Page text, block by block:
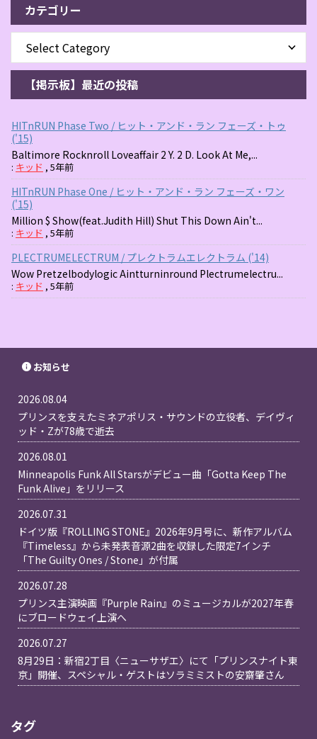
カテゴリー
【掲示板】最近の投稿
HITnRUN Phase Two / ヒット・アンド・ラン フェーズ・トゥ
('15)
Baltimore Rocknroll Loveaffair 2 Y. 2 D. Look At Me,...
: キッド , 5年前
HITnRUN Phase One / ヒット・アンド・ラン フェーズ・ワン
('15)
Million $ Show(feat.Judith Hill) Shut This Down Ain't...
: キッド , 5年前
PLECTRUMELECTRUM / プレクトラムエレクトラム ('14)
Wow Pretzelbodylogic Aintturninround Plectrumelectru...
: キッド , 5年前
お知らせ
2026.08.04
プリンスを支えたミネアポリス・サウンドの立役者、デイヴィ
ッド・Zが78歳で逝去
2026.08.01
Minneapolis Funk All Starsがデビュー曲「Gotta Keep The
Funk Alive」をリリース
2026.07.31
ドイツ版『ROLLING STONE』2026年9月号に、新作アルバム
『Timeless』から未発表音源2曲を収録した限定7インチ
「The Guilty Ones / Stone」が付属
2026.07.28
プリンス主演映画『Purple Rain』のミュージカルが2027年春
にブロードウェイ上演へ
2026.07.27
8月29日：新宿2丁目〈ニューサザエ〉にて「プリンスナイト東
京」開催、スペシャル・ゲストはソラミミストの安齋肇さん
タグ